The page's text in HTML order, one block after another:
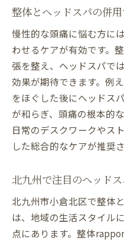
メンズにも人
小倉の整体
ツ
頭痛や肩こりに効
果
整体による頭
果を解説
肩こり解消に整
北九州で話題
紹介
小倉で整体とヘ
は
整体とヘッドスパの併
慢性的な頭痛に悩む方に
わせるケアが有効です。
張を整え、ヘッドスパで
効果が期待できます。例
をほぐした後にヘッドス
が和らぎ、頭痛の根本的
日常のデスクワークやス
した総合的なケアが推奨さ
北九州で注目のヘッド
北九州市小倉北区で整体
は、地域の生活スタイル
点にあります。整体